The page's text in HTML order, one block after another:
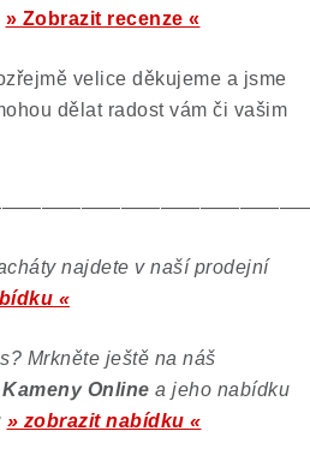
» Zobrazit recenze «
velice děkujeme a jsme
dělat radost vám či vašim
najdete v naší prodejní
«
Mrkněte ještě na náš
Online a jeho nabídku
» zobrazit nabídku «